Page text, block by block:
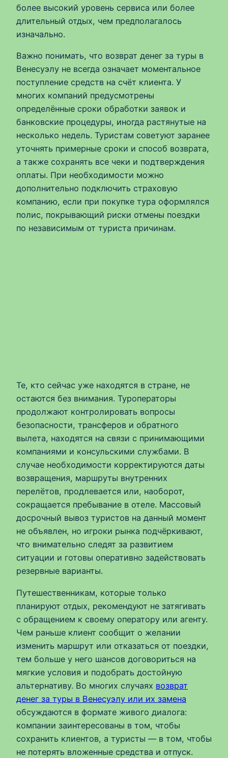
более высокий уровень сервиса или более
длительный отдых, чем предполагалось
изначально.
Важно понимать, что возврат денег за туры в
Венесуэлу не всегда означает моментальное
поступление средств на счёт клиента. У
многих компаний предусмотрены
определённые сроки обработки заявок и
банковские процедуры, иногда растянутые на
несколько недель. Туристам советуют заранее
уточнять примерные сроки и способ возврата,
а также сохранять все чеки и подтверждения
оплаты. При необходимости можно
дополнительно подключить страховую
компанию, если при покупке тура оформлялся
полис, покрывающий риски отмены поездки
по независимым от туриста причинам.
Те, кто сейчас уже находятся в стране, не
остаются без внимания. Туроператоры
продолжают контролировать вопросы
безопасности, трансферов и обратного
вылета, находятся на связи с принимающими
компаниями и консульскими службами. В
случае необходимости корректируются даты
возвращения, маршруты внутренних
перелётов, продлевается или, наоборот,
сокращается пребывание в отеле. Массовый
досрочный вывоз туристов на данный момент
не объявлен, но игроки рынка подчёркивают,
что внимательно следят за развитием
ситуации и готовы оперативно задействовать
резервные варианты.
Путешественникам, которые только
планируют отдых, рекомендуют не затягивать
с обращением к своему оператору или агенту.
Чем раньше клиент сообщит о желании
изменить маршрут или отказаться от поездки,
тем больше у него шансов договориться на
мягкие условия и подобрать достойную
альтернативу. Во многих случаях возврат
денег за туры в Венесуэлу или их замена
обсуждаются в формате живого диалога:
компании заинтересованы в том, чтобы
сохранить клиентов, а туристы — в том, чтобы
не потерять вложенные средства и отпуск.